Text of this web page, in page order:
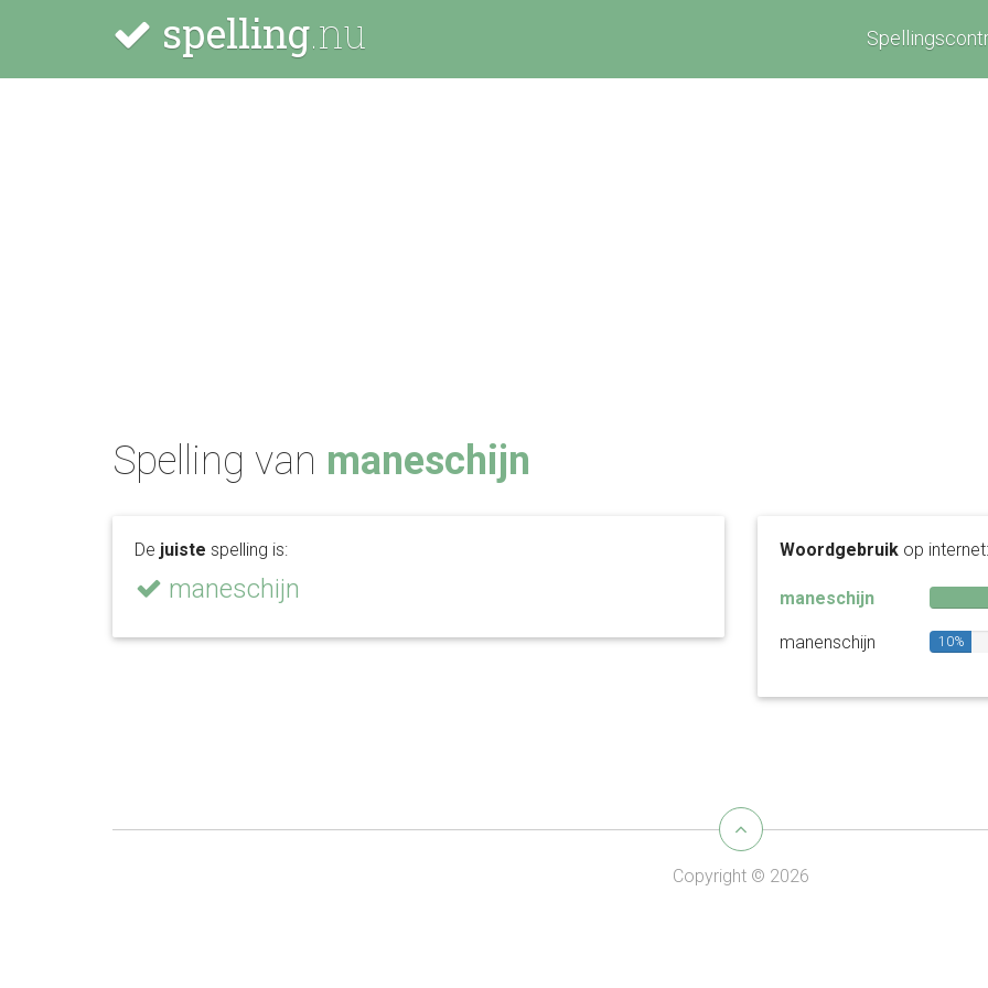
spelling.nu
Spelling van maneschijn
De juiste spelling is:
maneschijn
Woordgebruik op internet:
maneschijn
manenschijn 10%
Copyright © 2026